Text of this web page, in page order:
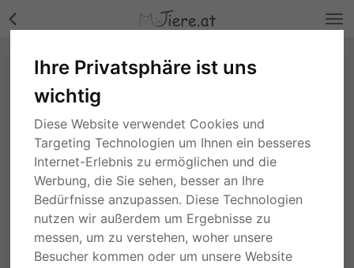
Ihre Privatsphäre ist uns
wichtig
Diese Website verwendet Cookies und
Targeting Technologien um Ihnen ein besseres
Internet-Erlebnis zu ermöglichen und die
Werbung, die Sie sehen, besser an Ihre
Bedürfnisse anzupassen. Diese Technologien
nutzen wir außerdem um Ergebnisse zu
messen, um zu verstehen, woher unsere
Besucher kommen oder um unsere Website